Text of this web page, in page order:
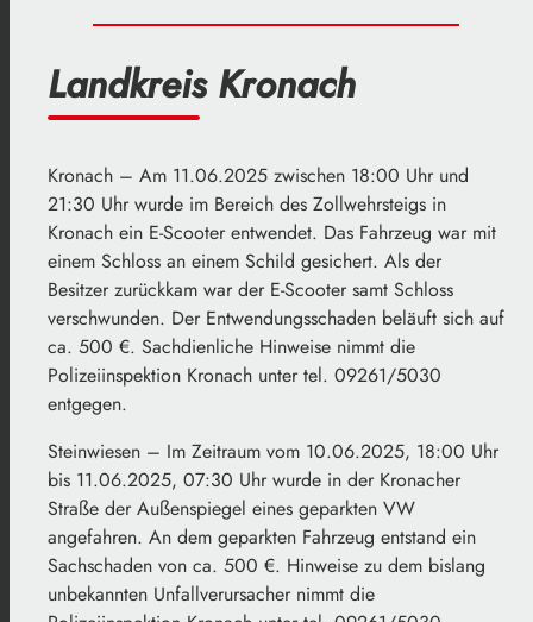
Landkreis Kronach
Kronach – Am 11.06.2025 zwischen 18:00 Uhr und
21:30 Uhr wurde im Bereich des Zollwehrsteigs in
Kronach ein E-Scooter entwendet. Das Fahrzeug war mit
einem Schloss an einem Schild gesichert. Als der
Besitzer zurückkam war der E-Scooter samt Schloss
verschwunden. Der Entwendungsschaden beläuft sich auf
ca. 500 €. Sachdienliche Hinweise nimmt die
Polizeiinspektion Kronach unter tel. 09261/5030
entgegen.
Steinwiesen – Im Zeitraum vom 10.06.2025, 18:00 Uhr
bis 11.06.2025, 07:30 Uhr wurde in der Kronacher
Straße der Außenspiegel eines geparkten VW
angefahren. An dem geparkten Fahrzeug entstand ein
Sachschaden von ca. 500 €. Hinweise zu dem bislang
unbekannten Unfallverursacher nimmt die